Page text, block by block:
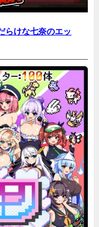
らけな七奈のエッ